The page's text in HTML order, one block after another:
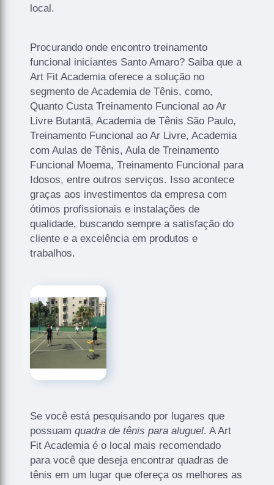
local.
Procurando onde encontro treinamento
funcional iniciantes Santo Amaro? Saiba que a
Art Fit Academia oferece a solução no
segmento de Academia de Tênis, como,
Quanto Custa Treinamento Funcional ao Ar
Livre Butantã, Academia de Tênis São Paulo,
Treinamento Funcional ao Ar Livre, Academia
com Aulas de Tênis, Aula de Treinamento
Funcional Moema, Treinamento Funcional para
Idosos, entre outros serviços. Isso acontece
graças aos investimentos da empresa com
ótimos profissionais e instalações de
qualidade, buscando sempre a satisfação do
cliente e a excelência em produtos e
trabalhos.
Se você está pesquisando por lugares que
possuamquadra de tênis para aluguel. A Art
Fit Academia é o local mais recomendado
para você que deseja encontrar quadras de
tênis em um lugar que ofereça os melhores as